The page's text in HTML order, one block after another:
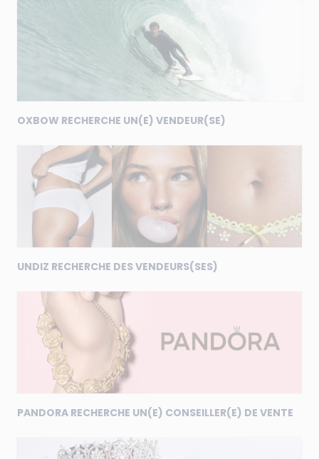
OXBOW RECHERCHE UN(E) VENDEUR(SE)
UNDIZ RECHERCHE DES VENDEURS(SES)
PANDORA RECHERCHE UN(E) CONSEILLER(E) DE VENTE